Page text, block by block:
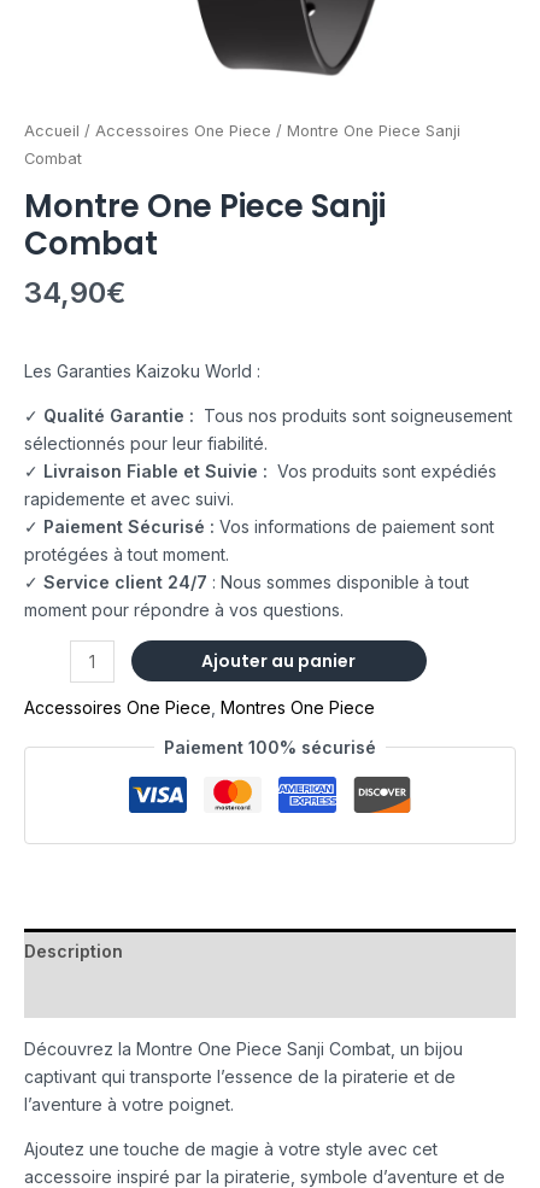
Accueil / Accessoires One Piece / Montre One Piece Sanji
Combat
Montre One Piece Sanji
Combat
34,90€
Les Garanties Kaizoku World :
✓ Qualité Garantie : Tous nos produits sont soigneusement
sélectionnés pour leur fiabilité.
✓ Livraison Fiable et Suivie : Vos produits sont expédiés
rapidemente et avec suivi.
✓ Paiement Sécurisé : Vos informations de paiement sont
protégées à tout moment.
✓ Service client 24/7 : Nous sommes disponible à tout
moment pour répondre à vos questions.
Ajouter au panier
Accessoires One Piece Montres One Piece
Paiement 100% sécurisé
Description
Découvrez la Montre One Piece Sanji Combat, un bijou
captivant qui transporte l’essence de la piraterie et de
l’aventure à votre poignet.
Ajoutez une touche de magie à votre style avec cet
accessoire inspiré par la piraterie, symbole d’aventure et de